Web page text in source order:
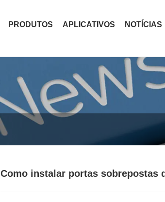
PRODUTOS APLICATIVOS NOTÍCIAS
Como instalar portas sobrepostas